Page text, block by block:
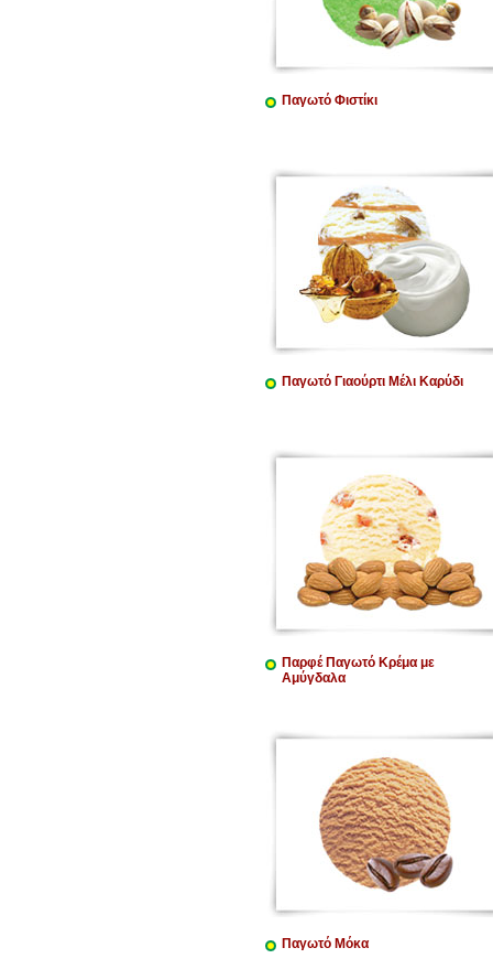
Παγωτό Φιστίκι
Παγωτό Γιαούρτι Μέλι Καρύδι
Παρφέ Παγωτό Κρέμα με
Αμύγδαλα
Παγωτό Μόκα